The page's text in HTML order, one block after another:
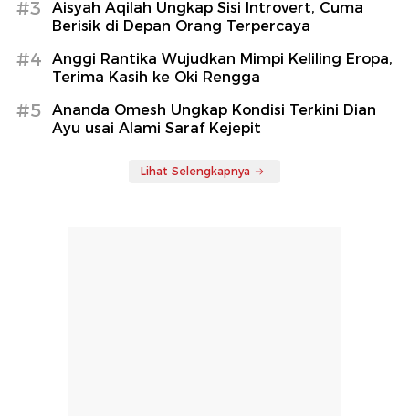
#3
Aisyah Aqilah Ungkap Sisi Introvert, Cuma
Berisik di Depan Orang Terpercaya
#4
Anggi Rantika Wujudkan Mimpi Keliling Eropa,
Terima Kasih ke Oki Rengga
#5
Ananda Omesh Ungkap Kondisi Terkini Dian
Ayu usai Alami Saraf Kejepit
Lihat Selengkapnya